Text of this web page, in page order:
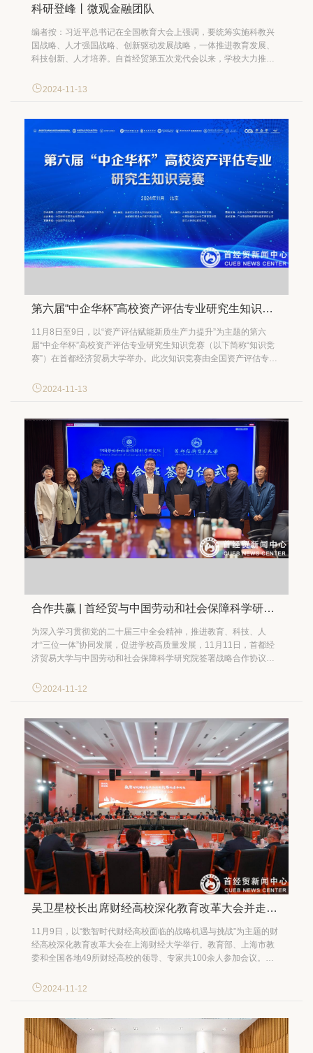
科研登峰丨微观金融团队
编者按：习近平总书记在全国教育大会上强调，要统筹实施科教兴
国战略、人才强国战略、创新驱动发展战略，一体推进教育发展、
科技创新、人才培养。自首经贸第五次党代会以来，学校大力推进
程”。党委宣传部（新闻中心）将陆续推出“科研登峰”系列策划，生
2024-11-13
第六届“中企华杯”高校资产评估专业研究生知识竞赛成功举办
11月8日至9日，以“资产评估赋能新质生产力提升”为主题的第六
届“中企华杯”高校资产评估专业研究生知识竞赛（以下简称“知识竞
赛”）在首都经济贸易大学举办。此次知识竞赛由全国资产评估专业
学会主办，首都经济贸易大学财政税务学院和资产评估研究院承
2024-11-13
合作共赢 | 首经贸与中国劳动和社会保障科学研究院签署战略合作协议
为深入学习贯彻党的二十届三中全会精神，推进教育、科技、人
才“三位一体”协同发展，促进学校高质量发展，11月11日，首都经
济贸易大学与中国劳动和社会保障科学研究院签署战略合作协议并
委副书记徐芳，中国劳动和社会保障科学研究院院长莫荣，劳科院
2024-11-12
吴卫星校长出席财经高校深化教育改革大会并走访调研有关高校
11月9日，以“数智时代财经高校面临的战略机遇与挑战”为主题的财
经高校深化教育改革大会在上海财经大学举行。教育部、上海市教
委和全国各地49所财经高校的领导、专家共100余人参加会议。教
育委员会副主任王浩出席大会开幕式并致辞。 党委副书记、校长吴
2024-11-12